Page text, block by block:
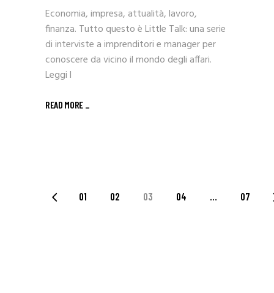
Economia, impresa, attualità, lavoro,
finanza. Tutto questo è Little Talk: una serie
di interviste a imprenditori e manager per
conoscere da vicino il mondo degli affari.
Leggi l
READ MORE _
PAGINAZIONE
01 02 03 04 … 07